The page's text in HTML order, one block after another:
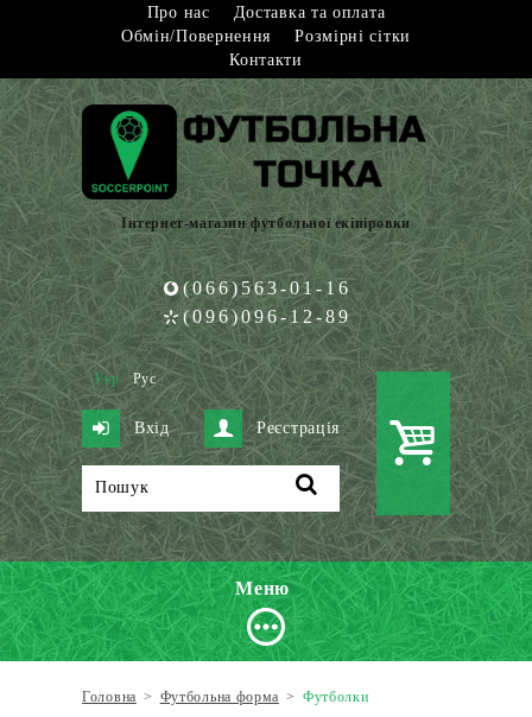
Про нас
Доставка та оплата
Обмін/Повернення
Розмірні сітки
Контакти
Інтернет-магазин футбольної екіпіровки
(066)563-01-16
(096)096-12-89
Укр Рус
Вхід Реєстрація
Меню
Головна > Футбольна форма > Футболки